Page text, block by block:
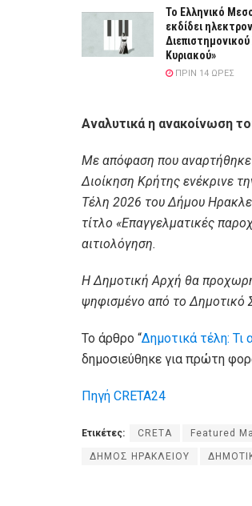
Το Ελληνικό
εκδίδει
Κυριακού»
ΠΡΙΝ 14 ΏΡΕΣ
Αναλυτικά η ανακοίνωση
Με απόφαση που αναρτήθηκε
Διοίκηση Κρήτης ενέκρινε
Τέλη 2026 του Δήμου
τίτλο «Επαγγελματικές
αιτιολόγηση.
Η Δημοτική Αρχή θα
ψηφισμένο από το Δημοτικό
Το άρθρο “Δημοτικά τέλη:
δημοσιεύθηκε για πρώτη
Πηγή CRETA24
Ετικέτες: CRETA Featured
ΔΗΜΟΣ ΗΡΑΚΛΕΙΟΥ